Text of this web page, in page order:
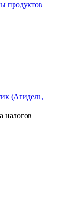
продуктов
(Агидель,
налогов